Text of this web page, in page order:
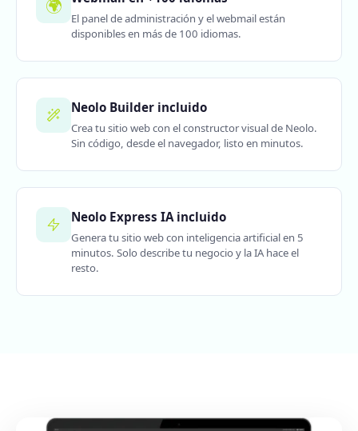
🌍
El panel de administración y el webmail están
disponibles en más de 100 idiomas.
Neolo Builder incluido
Crea tu sitio web con el constructor visual de Neolo.
Sin código, desde el navegador, listo en minutos.
Neolo Express IA incluido
Genera tu sitio web con inteligencia artificial en 5
minutos. Solo describe tu negocio y la IA hace el
resto.